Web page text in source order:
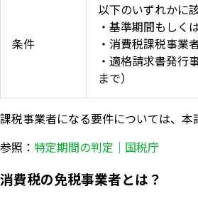
条件
以下のいずれかに
・基準期間もしく
・消費税課税事業
・適格請求書発行
まで）
課税事業者になる要件については、
参照： 特定期間の判定｜国税庁
消費税の免税事業者とは？